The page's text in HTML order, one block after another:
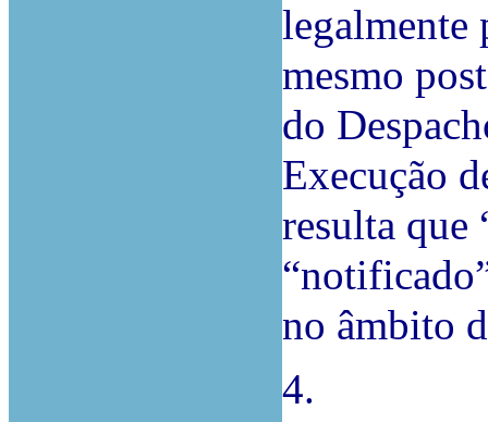
legalmente
mesmo
do
Execução
resulta que
no âmbito
4.